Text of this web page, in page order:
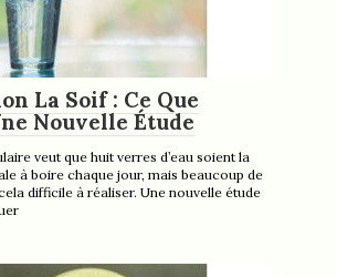
La Soif : Ce Que
Nouvelle Étude
veut que huit verres d’eau soient la
à boire chaque jour, mais beaucoup de
difficile à réaliser. Une nouvelle étude